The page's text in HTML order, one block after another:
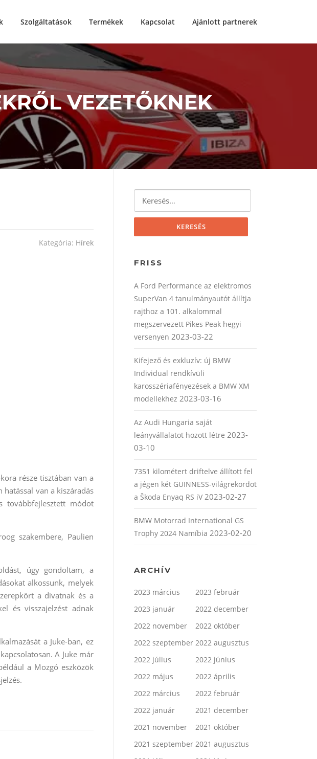
Szolgáltatások Termékek Kapcsolat Ajánlott partnerek
VEZETŐKNEK
Kategória: Hírek
része tisztában van a
van a kiszáradás
továbbfejlesztett módot
szakembere, Paulien
úgy gondoltam, a
alkossunk, melyek
a divatnak és a
és visszajelzést adnak
a Juke-ban, ez
A Juke már
a Mozgó eszközök
Keresés:
FRISS
A Ford Performance az elektromos
SuperVan 4 tanulmányautót állítja
rajthoz a 101. alkalommal
megszervezett Pikes Peak hegyi
versenyen 2023-03-22
Kifejező és exkluzív: új BMW
Individual rendkívüli
karosszériafényezések a BMW XM
modellekhez 2023-03-16
Az Audi Hungaria saját
leányvállalatot hozott létre 2023-
03-10
7351 kilométert driftelve állított fel
a jégen két GUINNESS-világrekordot
a Škoda Enyaq RS iV 2023-02-27
BMW Motorrad International GS
Trophy 2024 Namíbia 2023-02-20
ARCHÍV
2023 március
2023 február
2023 január
2022 december
2022 november
2022 október
2022 szeptember 2022 augusztus
2022 július
2022 június
2022 május
2022 április
2022 március
2022 február
2022 január
2021 december
2021 november
2021 október
2021 szeptember 2021 augusztus